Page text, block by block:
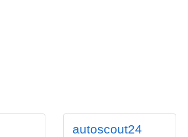
autoscout24